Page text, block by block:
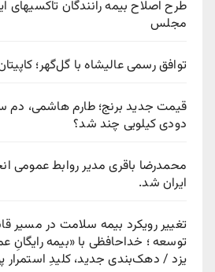
طرح اصلاح بیمه رانندگان تاکسیهای
مجلس
توافق رسمی عالیشاه با گل‌گهر؛
قیمت جدید برنج؛ طارم هاشمی، دم
دودی کیلویی چند شد؟
ایران شد.
تغییر رویکرد بیمه سلامت در مسیر
توسعه ؛ خداحافظی با «بیمه رایگانِ
یزد / دهک‌بندی جدید، کلیدِ